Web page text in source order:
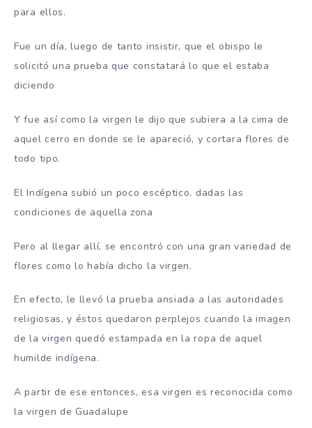
para ellos.
Fue un día, luego de tanto insistir, que el obispo le
solicitó una prueba que constatará lo que el estaba
diciendo
Y fue así como la virgen le dijo que subiera a la cima de
aquel cerro en donde se le apareció, y cortara flores de
todo tipo.
El Indígena subió un poco escéptico, dadas las
condiciones de aquella zona
Pero al llegar allí, se encontró con una gran variedad de
flores como lo había dicho la virgen.
En efecto, le llevó la prueba ansiada a las autoridades
religiosas, y éstos quedaron perplejos cuando la imagen
de la virgen quedó estampada en la ropa de aquel
humilde indígena.
A partir de ese entonces, esa virgen es reconocida como
la virgen de Guadalupe